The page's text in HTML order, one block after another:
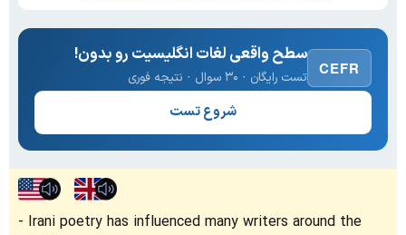
CEFR
سطح واقعی لغات انگلیسیت رو بدون!
تست رایگان · ۳۰ سوال · نتیجه فوری
شروع تست
Irani poetry has influenced many writers around the